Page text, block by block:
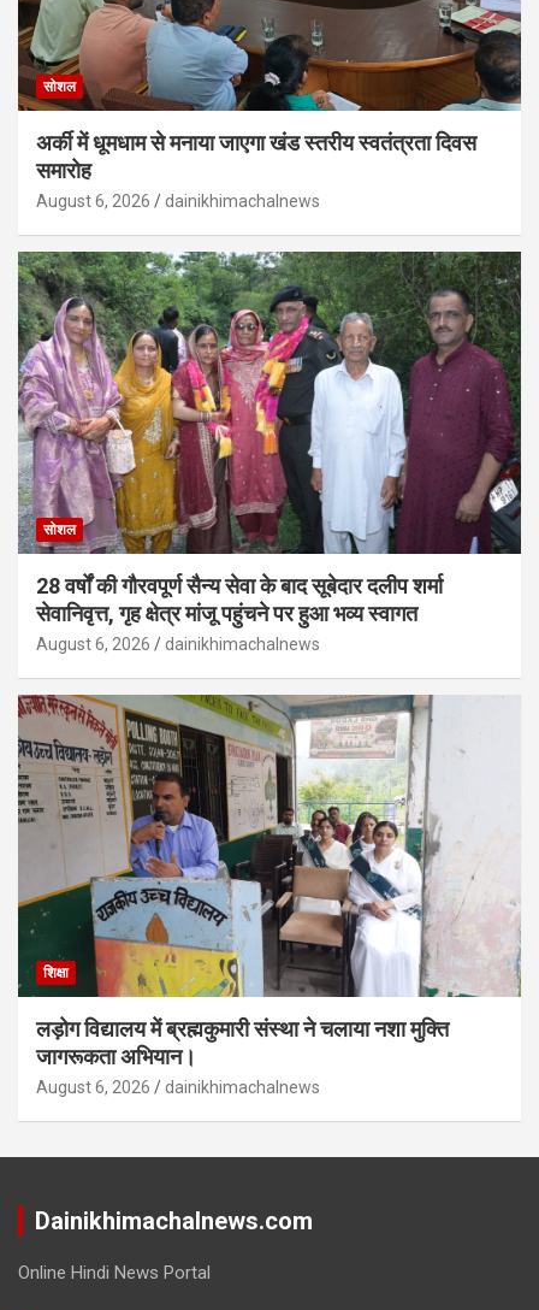
सोशल
अर्की में धूमधाम से मनाया जाएगा खंड स्तरीय स्वतंत्रता दिवस
समारोह
August 6, 2026 dainikhimachalnews
सोशल
28 वर्षों की गौरवपूर्ण सैन्य सेवा के बाद सूबेदार दलीप शर्मा
सेवानिवृत्त, गृह क्षेत्र मांजू पहुंचने पर हुआ भव्य स्वागत
August 6, 2026 dainikhimachalnews
शिक्षा
लड़ोग विद्यालय में ब्रह्मकुमारी संस्था ने चलाया नशा मुक्ति
जागरूकता अभियान।
August 6, 2026 dainikhimachalnews
Dainikhimachalnews.com
Online Hindi News Portal